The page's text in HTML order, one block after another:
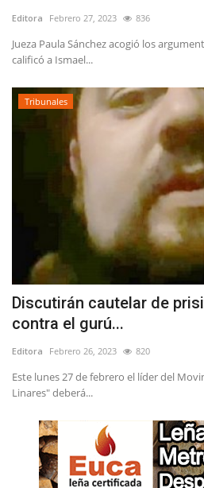
Editora Febrero 27, 2023 836
Jueza Paula Sánchez acogió los
calificó a Ismael...
Tribunales
Discutirán cautelar de
contra el gurú...
Editora Febrero 26, 2023 820
Este lunes 27 de febrero el líder del
Linares" deberá...